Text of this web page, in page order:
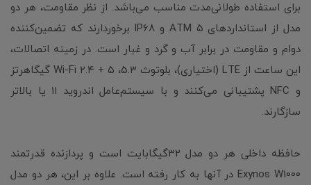
برای استفاده طولانی‌مدت مناسب می‌باشد. از نظر مقاومت، هر دو
مدل از استانداردهای ۵ ATM و IP68 برخوردارند که تضمین‌کننده
دوام و مقاومت در برابر آب و گرد و غبار است. در زمینه اتصالات،
این ساعت‌ از LTE (اختیاری)، بلوتوث ۵.۳، Wi-Fi ۲.۴ + ۵ گیگاهرتز
و NFC پشتیبانی می‌کنند و با سیستم‌عامل اندروید ۱۱ یا بالاتر
سازگارند.
حافظه داخلی هر دو مدل ۳۲گیگابایت است و پردازنده قدرتمند
Exynos W1000 در آنها به کار رفته است. علاوه بر این، هر دو مدل